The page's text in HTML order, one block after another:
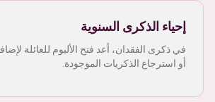
إحياء الذكرى السنوية
في ذكرى الفقدان، أعد فتح الألبوم للعائلة
أو استرجاع الذكريات الموجودة.